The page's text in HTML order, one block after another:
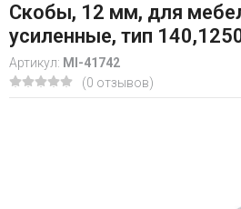
Скобы, 12 мм, для
усиленные, тип
Артикул: MI-41742
(0 отзывов)